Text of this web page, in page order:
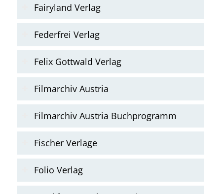
Fairyland Verlag
Federfrei Verlag
Felix Gottwald Verlag
Filmarchiv Austria
Filmarchiv Austria Buchprogramm
Fischer Verlage
Folio Verlag